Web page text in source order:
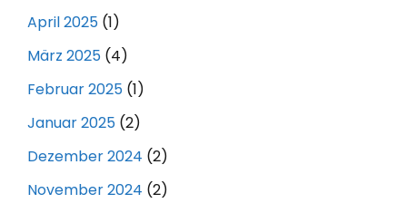
April 2025 (1)
März 2025 (4)
Februar 2025 (1)
Januar 2025 (2)
Dezember 2024 (2)
November 2024 (2)